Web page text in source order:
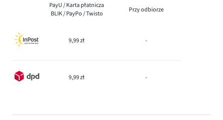
PayU / Karta płatnicza
BLIK / PayPo / Twisto
Przy odbiorze
9,99 zł -
9,99 zł -